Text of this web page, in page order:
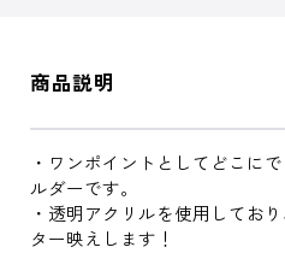
商品説明
・ワンポイントとしてどこに
ルダーです。
・透明アクリルを使用してお
ター映えします！